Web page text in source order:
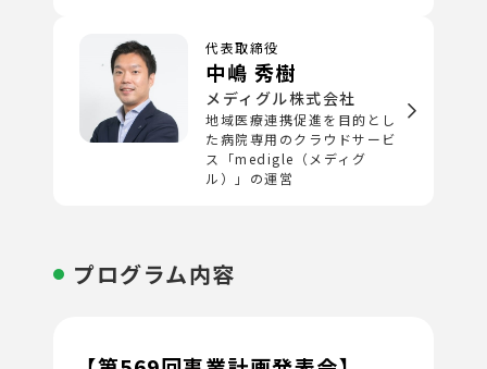
代表取締役
中嶋 秀樹
メディグル株式会社
地域医療連携促進を目的とし
た病院専用のクラウドサービ
ス「medigle（メディグ
ル）」の運営
プログラム内容